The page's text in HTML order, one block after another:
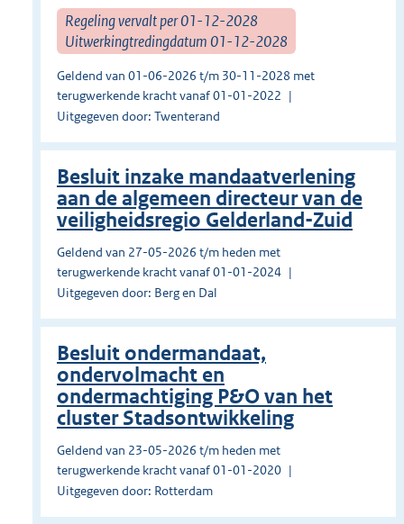
Regeling vervalt per 01-12-2028
Uitwerkingtredingdatum 01-12-2028
Geldend van 01-06-2026 t/m 30-11-2028 met
terugwerkende kracht vanaf 01-01-2022
Uitgegeven door: Twenterand
Besluit inzake mandaatverlening
aan de algemeen directeur van de
veiligheidsregio Gelderland-Zuid
Geldend van 27-05-2026 t/m heden met
terugwerkende kracht vanaf 01-01-2024
Uitgegeven door: Berg en Dal
Besluit ondermandaat,
ondervolmacht en
ondermachtiging P&O van het
cluster Stadsontwikkeling
Geldend van 23-05-2026 t/m heden met
terugwerkende kracht vanaf 01-01-2020
Uitgegeven door: Rotterdam